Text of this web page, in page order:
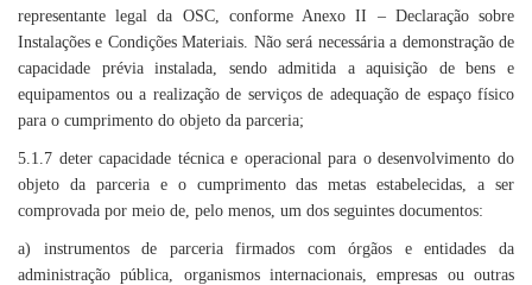
representante legal da OSC, conforme Anexo II – Declaração sobre
Instalações e Condições Materiais. Não será necessária a demonstração de
capacidade prévia instalada, sendo admitida a aquisição de bens e
equipamentos ou a realização de serviços de adequação de espaço físico
para o cumprimento do objeto da parceria;
5.1.7 deter capacidade técnica e operacional para o desenvolvimento do
objeto da parceria e o cumprimento das metas estabelecidas, a ser
comprovada por meio de, pelo menos, um dos seguintes documentos:
a) instrumentos de parceria firmados com órgãos e entidades da
administração pública, organismos internacionais, empresas ou outras